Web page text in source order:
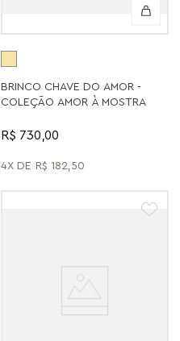
BRINCO CHAVE DO AMOR -
COLEÇÃO AMOR À MOSTRA
R$ 730,00
4 R$ 182,50